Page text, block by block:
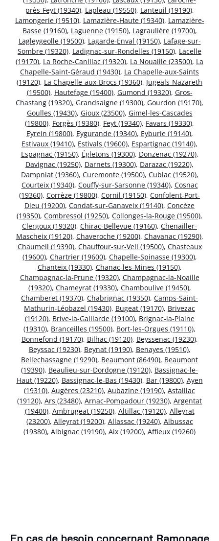
près-Feyt (19340), Lapleau (19550), Lanteuil (19190),
Lamongerie (19510), Lamazière-Haute (19340), Lamazière-
Basse (19160), Laguenne (19150), Lagraulière (19700),
Lagleygeolle (19500), Lagarde-Enval (19150), Lafage-sur-
Sombre (19320), Ladignac-sur-Rondelles (19150), Lacelle
(19170), La Roche-Canillac (19320), La Nouaille (23500), La
Chapelle-Saint-Géraud (19430), La Chapelle-aux-Saints
(19120), La Chapelle-aux-Brocs (19360), Jugeals-Nazareth
(19500), Hautefage (19400), Gumond (19320), Gros-
Chastang (19320), Grandsaigne (19300), Gourdon (19170),
Goulles (19430), Gioux (23500), Gimel-les-Cascades
(19800), Forgès (19380), Feyt (19340), Favars (19330),
Eyrein (19800), Eygurande (19340), Eyburie (19140),
Estivaux (19410), Estivals (19600), Espartignac (19140),
Espagnac (19150), Égletons (19300), Donzenac (19270),
Davignac (19250), Darnets (19300), Darazac (19220),
Dampniat (19360), Curemonte (19500), Cublac (19520),
Courteix (19340), Couffy-sur-Sarsonne (19340), Cosnac
(19360), Corrèze (19800), Cornil (19150), Confolent-Port-
Dieu (19200), Condat-sur-Ganaveix (19140), Concèze
(19350), Combressol (19250), Collonges-la-Rouge (19500),
Clergoux (19320), Chirac-Bellevue (19160), Chenailler-
Mascheix (19120), Chaveroche (19200), Chavanac (19290),
Chaumeil (19390), Chauffour-sur-Vell (19500), Chasteaux
(19600), Chartrier (19600), Chapelle-Spinasse (19300),
Chanteix (19330), Chanac-les-Mines (19150),
Champagnac-la-Prune (19320), Champagnac-la-Noaille
(19320), Chameyrat (19330), Chamboulive (19450),
Chamberet (19370), Chabrignac (19350), Camps-Saint-
Mathurin-Léobazel (19430), Bugeat (19170), Brivezac
(19120), Brive-la-Gaillarde (19100), Brignac-la-Plaine
(19310), Branceilles (19500), Bort-les-Orgues (19110),
Bonnefond (19170), Bilhac (19120), Beyssenac (19230),
Beyssac (19230), Beynat (19190), Benayes (19510),
Bellechassagne (19290), Beaumont (86490), Beaumont
(19390), Beaulieu-sur-Dordogne (19120), Bassignac-le-
Haut (19220), Bassignac-le-Bas (19430), Bar (19800), Ayen
(19310), Augères (23210), Aubazine (19190), Astaillac
(19120), Ars (23480), Arnac-Pompadour (19230), Argentat
(19400), Ambrugeat (19250), Altillac (19120), Alleyrat
(23200), Alleyrat (19200), Allassac (19240), Albussac
(19380), Albignac (19190), Aix (19200), Affieux (19260)